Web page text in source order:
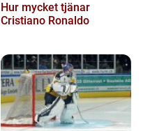
Hur mycket tjänar
Cristiano Ronaldo